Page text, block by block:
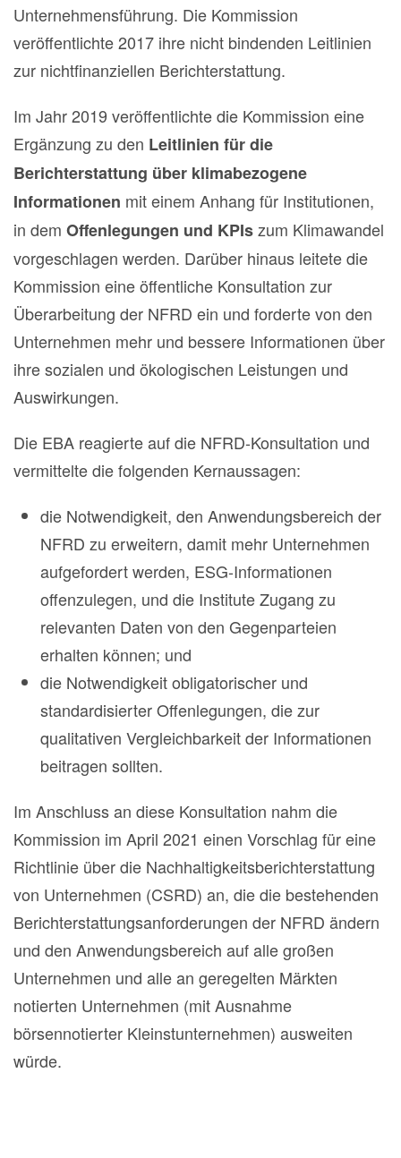
Unternehmensführung. Die Kommission
veröffentlichte 2017 ihre nicht bindenden Leitlinien
zur nichtfinanziellen Berichterstattung.
Im Jahr 2019 veröffentlichte die Kommission eine
Ergänzung zu den Leitlinien für die
Berichterstattung über klimabezogene
Informationen mit einem Anhang für Institutionen,
in dem Offenlegungen und KPIszum Klimawandel
vorgeschlagen werden. Darüber hinaus leitete die
Kommission eine öffentliche Konsultation zur
Überarbeitung der NFRD ein und forderte von den
Unternehmen mehr und bessere Informationen über
ihre sozialen und ökologischen Leistungen und
Auswirkungen.
Die EBA reagierte auf die NFRD-Konsultation und
vermittelte die folgenden Kernaussagen:
die Notwendigkeit, den Anwendungsbereich der
NFRD zu erweitern, damit mehr Unternehmen
aufgefordert werden, ESG-Informationen
offenzulegen, und die Institute Zugang zu
relevanten Daten von den Gegenparteien
erhalten können; und
die Notwendigkeit obligatorischer und
standardisierter Offenlegungen, die zur
qualitativen Vergleichbarkeit der Informationen
beitragen sollten.
Im Anschluss an diese Konsultation nahm die
Kommission im April 2021 einen Vorschlag für eine
Richtlinie über die Nachhaltigkeitsberichterstattung
von Unternehmen (CSRD) an, die die bestehenden
Berichterstattungsanforderungen der NFRD ändern
und den Anwendungsbereich auf alle großen
Unternehmen und alle an geregelten Märkten
notierten Unternehmen (mit Ausnahme
börsennotierter Kleinstunternehmen) ausweiten
würde.